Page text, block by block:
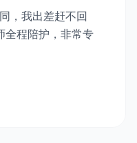
，我出差赶不回
全程陪护，非常专